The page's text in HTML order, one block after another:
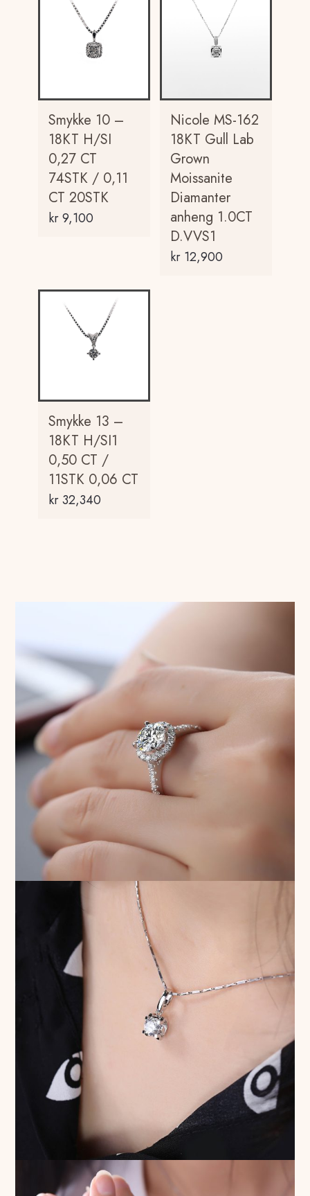
Smykke 10 –
18KT H/SI
0,27 CT
74STK / 0,11
CT 20STK
kr9,100
Nicole MS-162
18KT Gull Lab
Grown
Moissanite
Diamanter
anheng 1.0CT
D.VVS1
kr12,900
Smykke 13 –
18KT H/SI1
0,50 CT /
11STK 0,06 CT
kr32,340